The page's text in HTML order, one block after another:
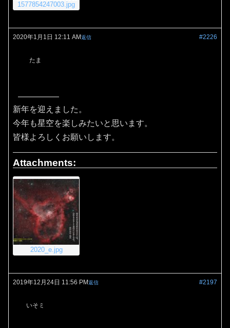
1577854247003.jpg
2020年1月1日 12:11 AM #2226
返信
たま
新年を迎えました。
今年も星空を楽しみたいと思います。
皆様よろしくお願いします。
Attachments:
2020_e.jpg
2019年12月24日 11:56 PM #2197
返信
いそミ